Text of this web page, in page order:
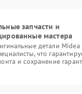
запчасти и
мастера
детали
что
и сохранение